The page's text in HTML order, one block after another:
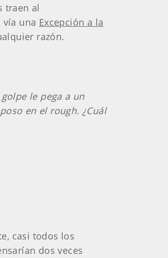
traen al
una Excepción a la
razón.
le pega a un
en el rough. ¿Cuál
casi todos los
dos veces